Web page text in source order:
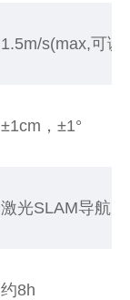
1.5m/s(max,可调)
±1cm，±1°
激光SLAM导航;
约8h